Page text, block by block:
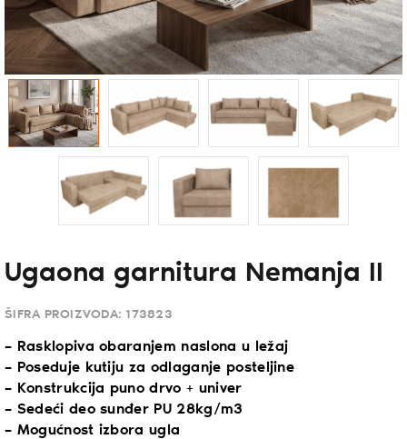
Ugaona garnitura Nemanja II
ŠIFRA PROIZVODA: 173823
– Rasklopiva obaranjem naslona u ležaj
– Poseduje kutiju za odlaganje posteljine
– Konstrukcija puno drvo + univer
– Sedeći deo sunđer PU 28kg/m3
– Mogućnost izbora ugla